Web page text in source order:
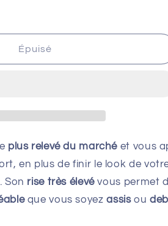
Épuisé
plus relevé du marché et vous
en plus de finir le look de
Son rise très élevévous permet
que vous soyezassis ou